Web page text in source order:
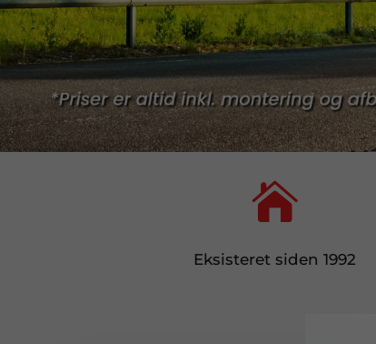

Eksisteret siden 1992